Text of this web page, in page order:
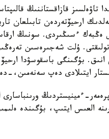
تاۋەلسىز قازاقستاننىڭ
ارحيۆتەردەن تابىلعان
ەڭبەك ءسىڭىردى. سونىڭ
ۇلت شەجىرەسىن
انىق. بۇگىنگى باسقوسۋدا
ايتىلادى دەپ سەنەمىن،-
ءمينيستردىڭ
العىس ايتىپ، بۇگىندە